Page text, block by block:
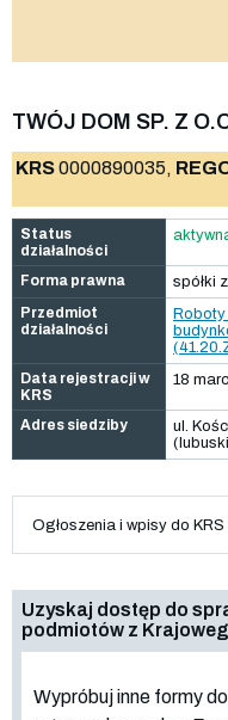
TWÓJ DOM SP. Z
KRS0000890035,
Status
działalności
Forma prawna
spółki
Przedmiot
działalności
Roboty
Data rejestracji w
KRS
18
Adres siedziby
ul.
Ogłoszenia i wpisy do KRS
Uzyskaj dostęp do
podmiotów z
Wypróbuj inne formy